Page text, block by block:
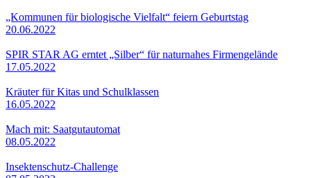
„Kommunen für biologische Vielfalt“ feiern Geburtstag
20.06.2022
SPIR STAR AG erntet „Silber“ für naturnahes Firmengelände
17.05.2022
Kräuter für Kitas und Schulklassen
16.05.2022
Mach mit: Saatgutautomat
08.05.2022
Insektenschutz-Challenge